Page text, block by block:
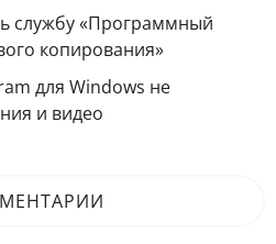
службу «Программный
копирования»
для Windows не
и видео